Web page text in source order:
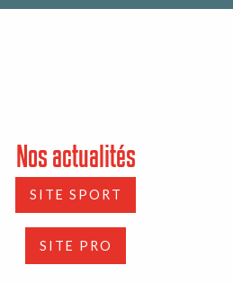
Nos actualités
SITE SPORT
SITE PRO